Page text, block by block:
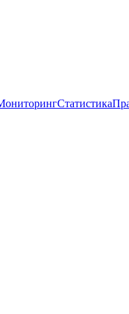
Статистика